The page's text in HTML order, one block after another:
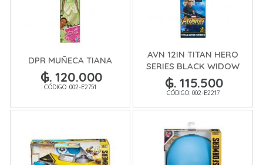
DPR MUÑECA TIANA
₲. 120.000
CÓDIGO: 002-E2751
AVN 12IN TITAN HERO
SERIES BLACK WIDOW
₲. 115.500
CÓDIGO: 002-E2217